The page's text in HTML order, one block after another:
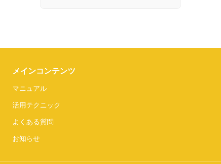
メインコンテンツ
マニュアル
活用テクニック
よくある質問
お知らせ